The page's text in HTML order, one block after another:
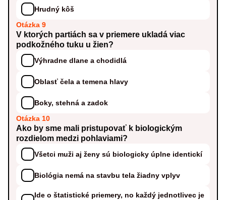
Hrudný kôš
Otázka 9
V ktorých partiách sa v priemere ukladá viac
podkožného tuku u žien?
Výhradne dlane a chodidlá
Oblasť čela a temena hlavy
Boky, stehná a zadok
Otázka 10
Ako by sme mali pristupovať k biologickým
rozdielom medzi pohlaviami?
Všetci muži aj ženy sú biologicky úplne identickí
Biológia nemá na stavbu tela žiadny vplyv
Ide o štatistické priemery, no každý jednotlivec je